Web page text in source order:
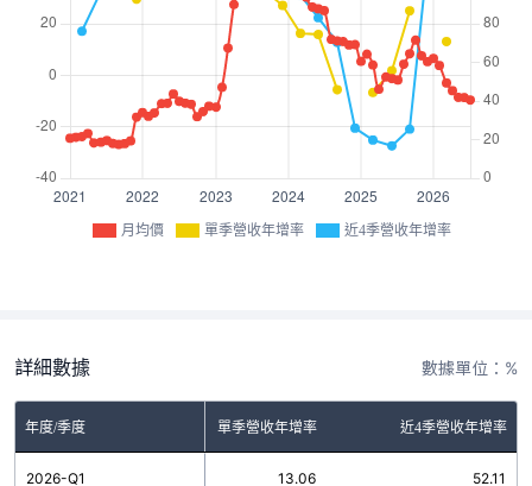
月均價 單季營收年增率 近4季營收年增率
詳細數據 數據單位：%
年度/季度 單季營收年增率 近4季營收年增率
2026-Q1 13.06 52.11